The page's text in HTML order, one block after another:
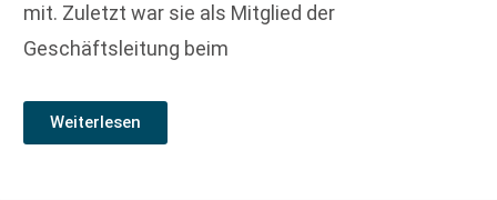
mit. Zuletzt war sie als Mitglied der
Geschäftsleitung beim
Weiterlesen